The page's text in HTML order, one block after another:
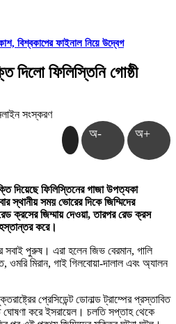
বিশ্বকাপের ফাইনাল নিয়ে উদ্বেগ
দিলো ফিলিস্তিনি গোষ্ঠী
সংস্করণ
অ- অ+
দিয়েছে ফিলিস্তিনের গাজা উপত্যকা
স্থানীয় সময় ভোরের দিকে জিম্মিদের
ক্রসের জিম্মায় দেওয়া, তারপর রেড ক্রস
হস্তান্তর করে।
সবাই পুরুষ। এরা হলেন জিভ বেরমান, গালি
ওমরি মিরান, গাই গিলবোয়া-দালাল এবং অ্যালন
প্রেসিডেন্ট ডোনাল্ড ট্রাম্পের প্রস্তাবিত
ঘোষণা করে ইসরায়েল। চলতি সপ্তাহ থেকে